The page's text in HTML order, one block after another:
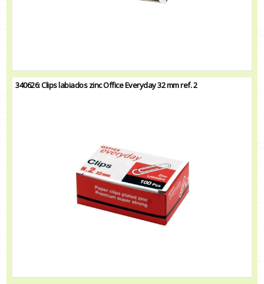
340626: Clips labiados zinc Office Everyday 32 mm ref. 2